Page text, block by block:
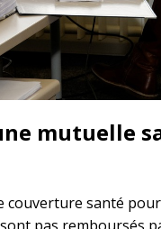
mutuelle
couverture santé